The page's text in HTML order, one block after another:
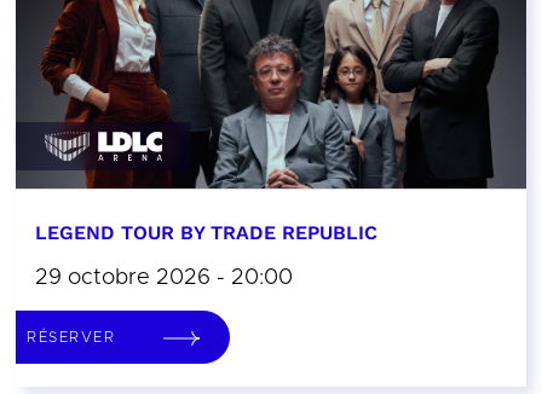
LEGEND TOUR BY TRADE REPUBLIC
29 octobre 2026 - 20:00
RÉSERVER